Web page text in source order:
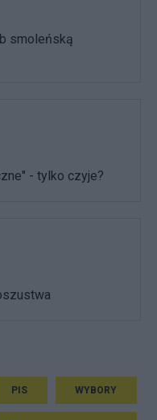
smoleńską
- tylko czyje?
PIS WYBORY